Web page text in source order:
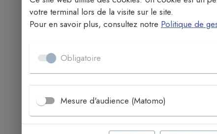
Rencontre biblique
Secours catholique
votre terminal lors de la visite sur le site.
Pour en savoir plus, consultez notre Politique de
Obligatoire
Mesure d'audience (Matomo)